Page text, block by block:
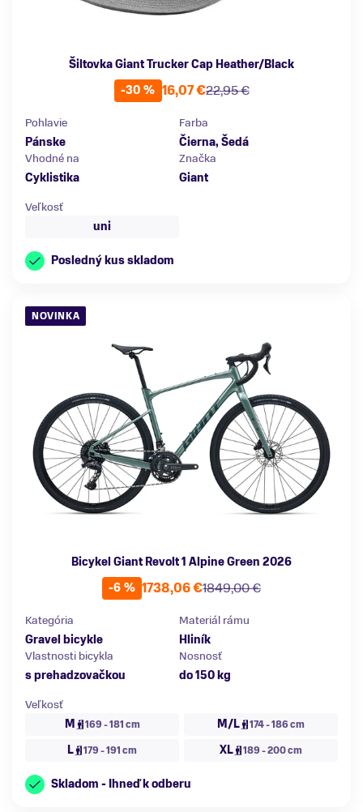
Šiltovka Giant Trucker Cap Heather/Black
-30 %
22,95 €
16,07 €
Pohlavie
Pánske
Farba
Čierna, Šedá
Vhodné na
Cyklistika
Značka
Giant
Veľkosť
uni
Posledný kus skladom
NOVINKA
Bicykel Giant Revolt 1 Alpine Green 2026
-6 %
1849,00 €
1738,06 €
Kategória
Gravel bicykle
Materiál rámu
Hliník
Vlastnosti bicykla
s prehadzovačkou
Nosnosť
do 150 kg
Veľkosť
M
169 - 181 cm M/L 174 - 186 cm
L 179 - 191 cm XL 189 - 200 cm
Skladom - Ihneď k odberu